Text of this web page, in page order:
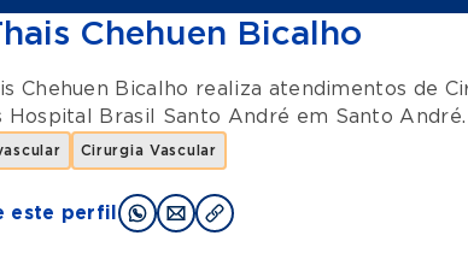
Chehuen Bicalho
Chehuen Bicalho realiza atendimentos de
Hospital Brasil Santo André em Santo André.
Cirurgia Vascular
este perfil